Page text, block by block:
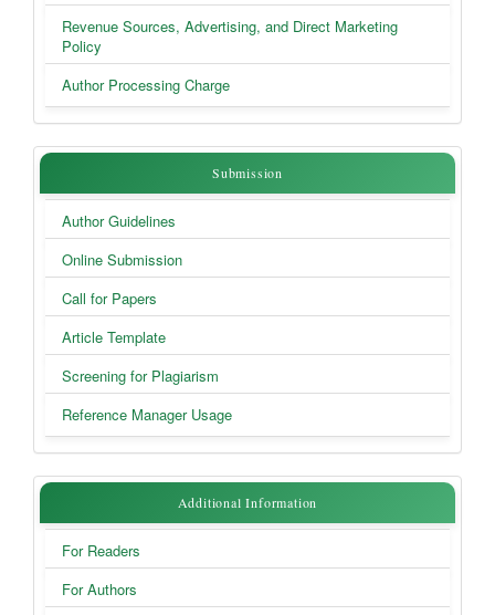
Revenue Sources, Advertising, and Direct Marketing
Policy
Author Processing Charge
SubmissionSubmission
Author Guidelines
Online Submission
Call for Papers
Article Template
Screening for Plagiarism
Reference Manager Usage
Additional
Information
Additional Information
For Readers
For Authors